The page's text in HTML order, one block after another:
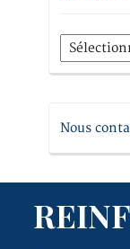
Archives
Nous